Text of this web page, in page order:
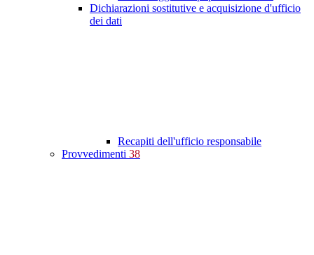
Dichiarazioni sostitutive e acquisizione d'ufficio
dei dati
Recapiti dell'ufficio responsabile
Provvedimenti 38